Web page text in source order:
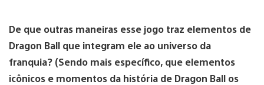
De que outras maneiras esse jogo traz elementos de
Dragon Ball que integram ele ao universo da
franquia? (Sendo mais específico, que elementos
icônicos e momentos da história de Dragon Ball os